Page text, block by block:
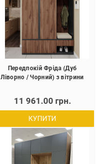
Передпокій Фріда (Дуб
Ліворно / Чорний) з вітрини
11 961.00 грн.
КУПИТИ